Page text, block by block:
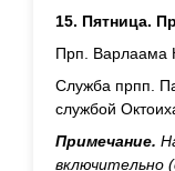
15. Пятница.
Прп. Варлаама
Служба прпп.
службой
Примечание.
включительно